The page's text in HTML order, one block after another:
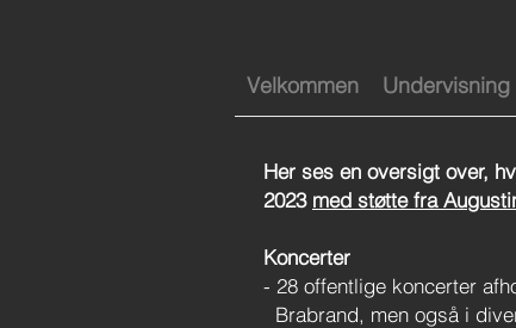
Velkommen Undervisning
Her ses en oversigt over,
2023 med støtte fra
Koncerter
- 28 offentlige koncerter
Brabrand, men også i